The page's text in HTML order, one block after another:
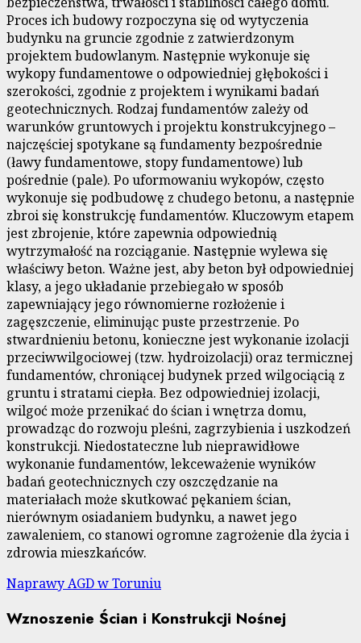
Proces ich budowy rozpoczyna się od wytyczenia
budynku na gruncie zgodnie z zatwierdzonym
projektem budowlanym. Następnie wykonuje się
wykopy fundamentowe o odpowiedniej głębokości i
szerokości, zgodnie z projektem i wynikami badań
geotechnicznych. Rodzaj fundamentów zależy od
warunków gruntowych i projektu konstrukcyjnego –
najczęściej spotykane są fundamenty bezpośrednie
(ławy fundamentowe, stopy fundamentowe) lub
pośrednie (pale). Po uformowaniu wykopów, często
wykonuje się podbudowę z chudego betonu, a następnie
zbroi się konstrukcję fundamentów. Kluczowym etapem
jest zbrojenie, które zapewnia odpowiednią
wytrzymałość na rozciąganie. Następnie wylewa się
właściwy beton. Ważne jest, aby beton był odpowiedniej
klasy, a jego układanie przebiegało w sposób
zapewniający jego równomierne rozłożenie i
zagęszczenie, eliminując puste przestrzenie. Po
stwardnieniu betonu, konieczne jest wykonanie izolacji
przeciwwilgociowej (tzw. hydroizolacji) oraz termicznej
fundamentów, chroniącej budynek przed wilgociącią z
gruntu i stratami ciepła. Bez odpowiedniej izolacji,
wilgoć może przenikać do ścian i wnętrza domu,
prowadząc do rozwoju pleśni, zagrzybienia i uszkodzeń
konstrukcji. Niedostateczne lub nieprawidłowe
wykonanie fundamentów, lekceważenie wyników
badań geotechnicznych czy oszczędzanie na
materiałach może skutkować pękaniem ścian,
nierównym osiadaniem budynku, a nawet jego
zawaleniem, co stanowi ogromne zagrożenie dla życia i
zdrowia mieszkańców.
Naprawy AGD w Toruniu
Wznoszenie Ścian i Konstrukcji Nośnej